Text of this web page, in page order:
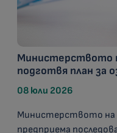
Министерството
подготвя план за
08 юли 2026
Министерството на
предприема